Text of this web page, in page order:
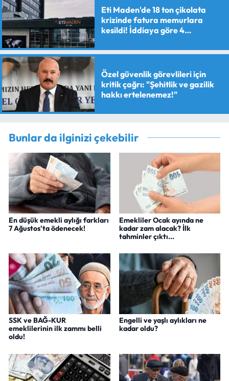
Eti Maden'de 18 ton çikolata
krizinde fatura memurlara
kesildi! İddiaya göre 4
verildi
Özel güvenlik görevlileri için
kritik çağrı: "Şehitlik ve gazilik
hakkı ertelenemez!"
Bunlar da ilginizi çekebilir
En düşük emekli aylığı farkları
7 Ağustos'ta ödenecek!
Emekliler Ocak ayında ne
kadar zam alacak? İlk
tahminler çıktı...
SSK ve BAĞ-KUR
emeklilerinin ilk zammı belli
oldu!
Engelli ve yaşlı aylıkları ne
kadar oldu?